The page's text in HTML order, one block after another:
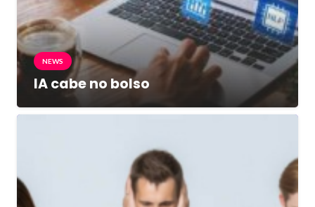
NEWS
IA cabe no bolso